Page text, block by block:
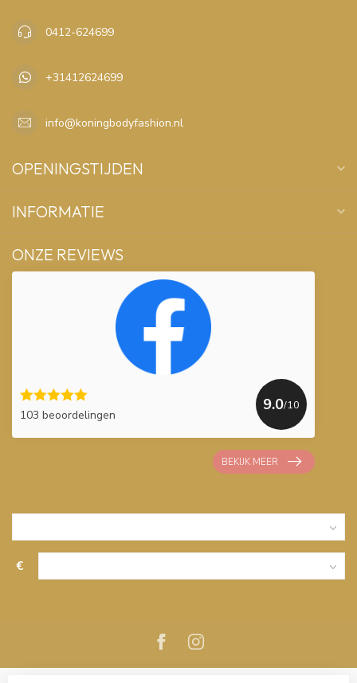
0412-624699
+31412624699
info@koningbodyfashion.nl
OPENINGSTIJDEN
INFORMATIE
ONZE REVIEWS
103 beoordelingen
9.0/10
BEKIJK MEER
€